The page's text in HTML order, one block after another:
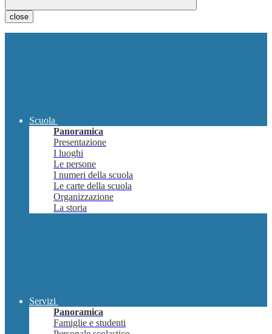
close
Scuola
Panoramica
Presentazione
I luoghi
Le persone
I numeri della scuola
Le carte della scuola
Organizzazione
La storia
Servizi
Panoramica
Famiglie e studenti